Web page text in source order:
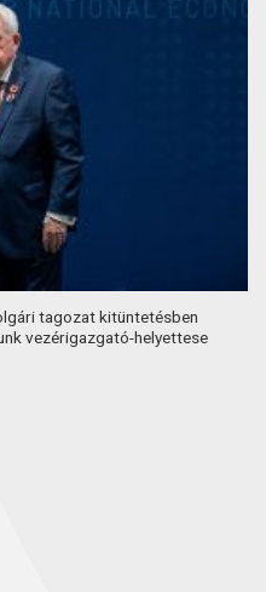
tagozat kitüntetésben
vezérigazgató-helyettese